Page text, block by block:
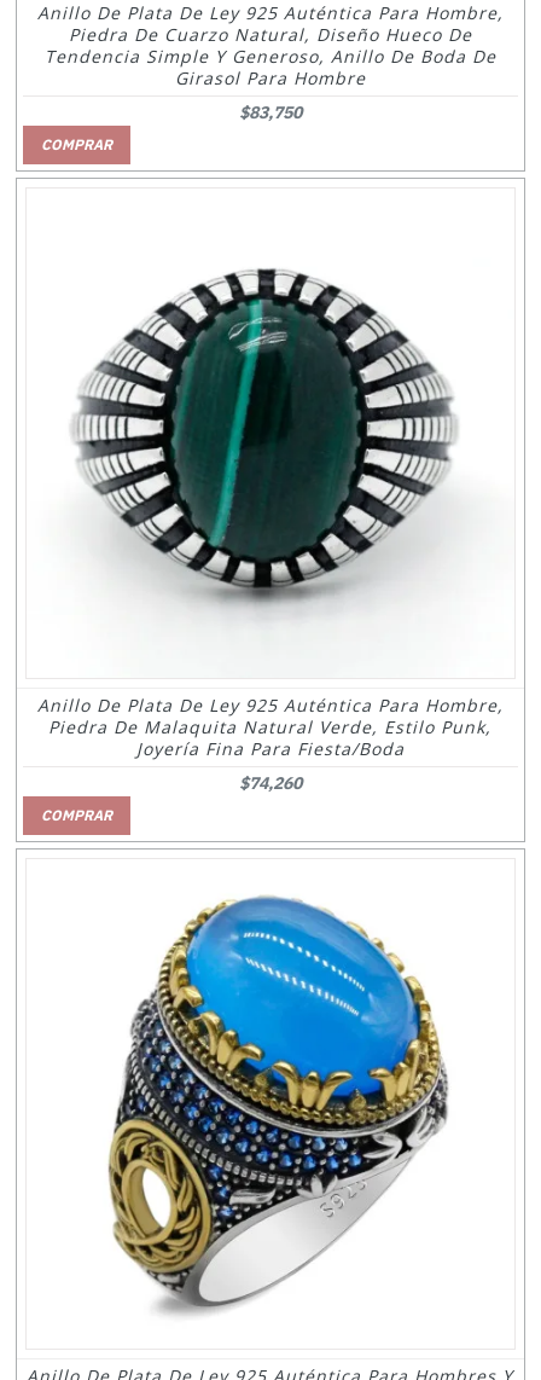
Anillo De Plata De Ley 925 Auténtica Para Hombre,
Piedra De Cuarzo Natural, Diseño Hueco De
Tendencia Simple Y Generoso, Anillo De Boda De
Girasol Para Hombre
$83,750
COMPRAR
Anillo De Plata De Ley 925 Auténtica Para Hombre,
Piedra De Malaquita Natural Verde, Estilo Punk,
Joyería Fina Para Fiesta/boda
$74,260
COMPRAR